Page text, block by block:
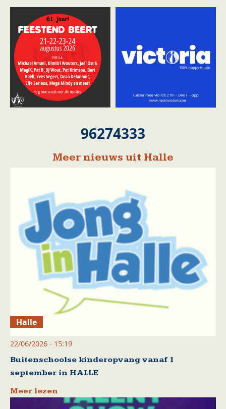
96274333
Meer nieuws uit Halle
Halle
22/06/2026 - 15:19
Buitenschoolse kinderopvang vanaf 1
september in HALLE
Meer lezen